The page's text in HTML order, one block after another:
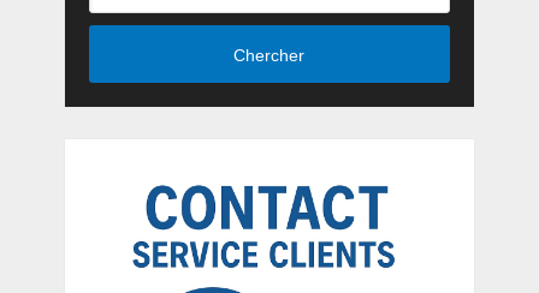
Chercher